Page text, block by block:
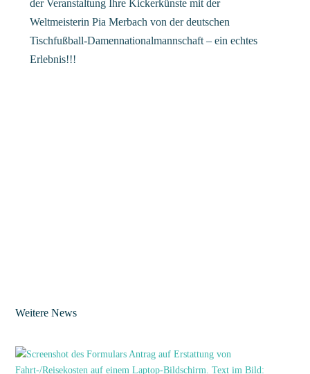
der Veranstaltung Ihre Kickerkünste mit der
Weltmeisterin Pia Merbach von der deutschen
Tischfußball-Damennationalmannschaft – ein echtes
Erlebnis!!!
Weitere News